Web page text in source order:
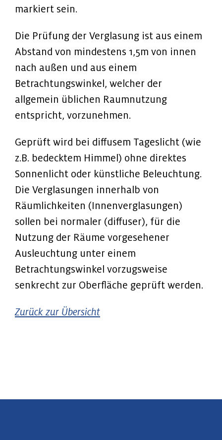
markiert sein.
Die Prüfung der Verglasung ist aus einem
Abstand von mindestens 1,5m von innen
nach außen und aus einem
Betrachtungswinkel, welcher der
allgemein üblichen Raumnutzung
entspricht, vorzunehmen.
Geprüft wird bei diffusem Tageslicht (wie
z.B. bedecktem Himmel) ohne direktes
Sonnenlicht oder künstliche Beleuchtung.
Die Verglasungen innerhalb von
Räumlichkeiten (Innenverglasungen)
sollen bei normaler (diffuser), für die
Nutzung der Räume vorgesehener
Ausleuchtung unter einem
Betrachtungswinkel vorzugsweise
senkrecht zur Oberfläche geprüft werden.
Zurück zur Übersicht